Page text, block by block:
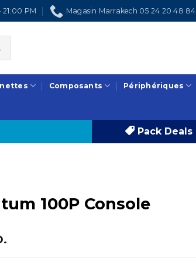
21:00 PM Magasin Marrakech 05 24 20 48 84
Composants Périphériques
Pack Deals
100P Console